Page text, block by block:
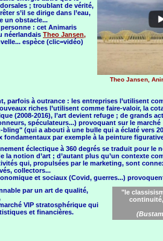
; troublant de vérité,
s’il se dirige dans l’eau,
un obstacle...
: cet Animaris
néerlandais Theo Jansen,
espèce (clic=vidéo)
Theo Jansen,
parfois à outrance : les entreprises l’utilisent
riches l’utilisent comme faire-valoir, la
(2008-2016), l’art devient refuge ; de grands
spéculateurs...) provoquant sur le marché
(qui a abouti à une bulle qui a éclaté vers
fondamentaux par exemple à la peinture
éclectique à 360 degrés se traduit pour le
la notion d’art ; d’autant plus qu’un contexte
qui, propulsées par le marketing, sont
collectors...
et sociaux (Covid, guerres...)
par un art de qualité,
VIP stratosphérique qui
et financières.
"le